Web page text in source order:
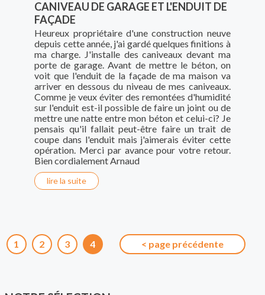
CANIVEAU DE GARAGE ET L'ENDUIT DE
FAÇADE
Heureux propriétaire d'une construction neuve
depuis cette année, j'ai gardé quelques finitions à
ma charge. J'installe des caniveaux devant ma
porte de garage. Avant de mettre le béton, on
voit que l'enduit de la façade de ma maison va
arriver en dessous du niveau de mes caniveaux.
Comme je veux éviter des remontées d'humidité
sur l'enduit est-il possible de faire un joint ou de
mettre une natte entre mon béton et celui-ci? Je
pensais qu'il fallait peut-être faire un trait de
coupe dans l'enduit mais j'aimerais éviter cette
opération. Merci par avance pour votre retour.
Bien cordialement Arnaud
lire la suite
1 2 3 4 < page précédente